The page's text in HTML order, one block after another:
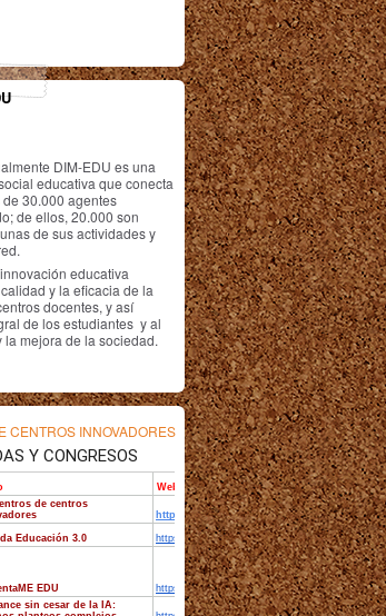
DIM-EDU es una
educativa que conecta
de 30.000 agentes
de ellos, 20.000 son
de sus actividades y
educativa
y la eficacia de la
docentes, y así
de los estudiantes y al
mejora de la sociedad.
CENTROS INNOVADORES